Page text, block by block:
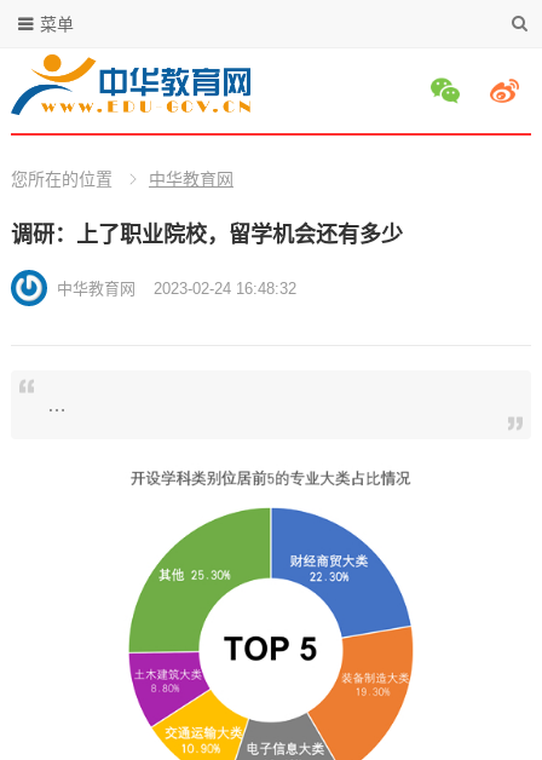
菜单
您所在的位置 中华教育网
调研：上了职业院校，留学机会还有多少
中华教育网 2023-02-24 16:48:32
…